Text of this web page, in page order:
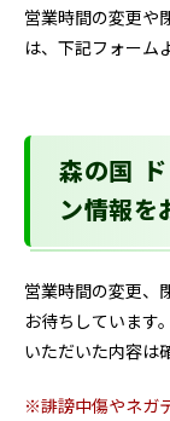
営業時間の変更や
は、下記フォーム
森の国
ン情報を
営業時間の変更、
お待ちしています。
いただいた内容は
※誹謗中傷やネガ